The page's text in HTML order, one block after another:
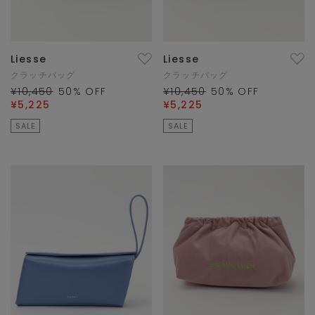
Liesse
クラッチバッグ
¥10,450 50 % OFF
¥5,225
SALE
Liesse
クラッチバッグ
¥10,450 50 % OFF
¥5,225
SALE